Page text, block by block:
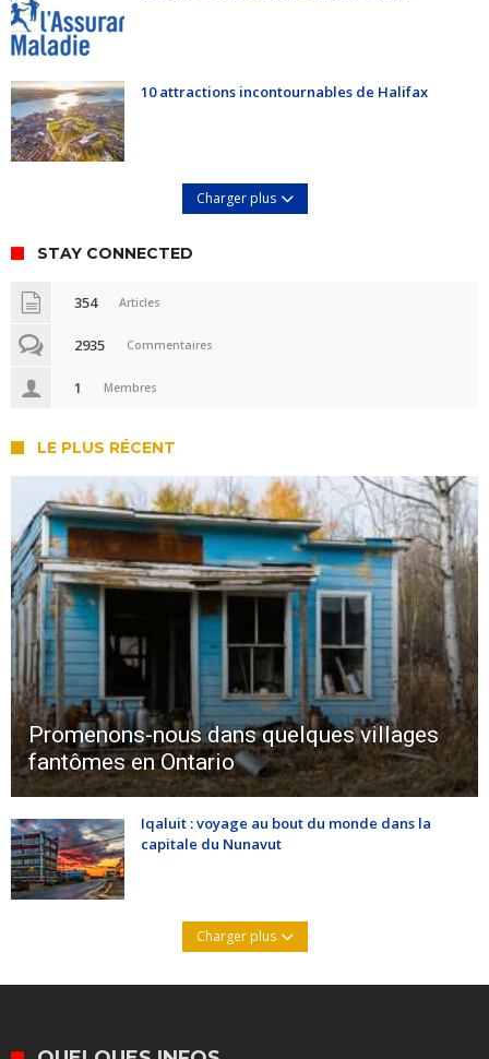
10 attractions incontournables de Halifax
Charger plus
STAY CONNECTED
354 Articles
2935 Commentaires
1 Membres
LE PLUS RÉCENT
Promenons-nous dans quelques villages
fantômes en Ontario
Iqaluit : voyage au bout du monde dans la
capitale du Nunavut
Charger plus